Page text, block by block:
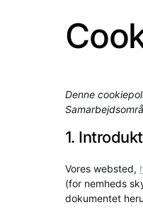
Denne
1.
Vores websted,
(for nemheds
dokumentet